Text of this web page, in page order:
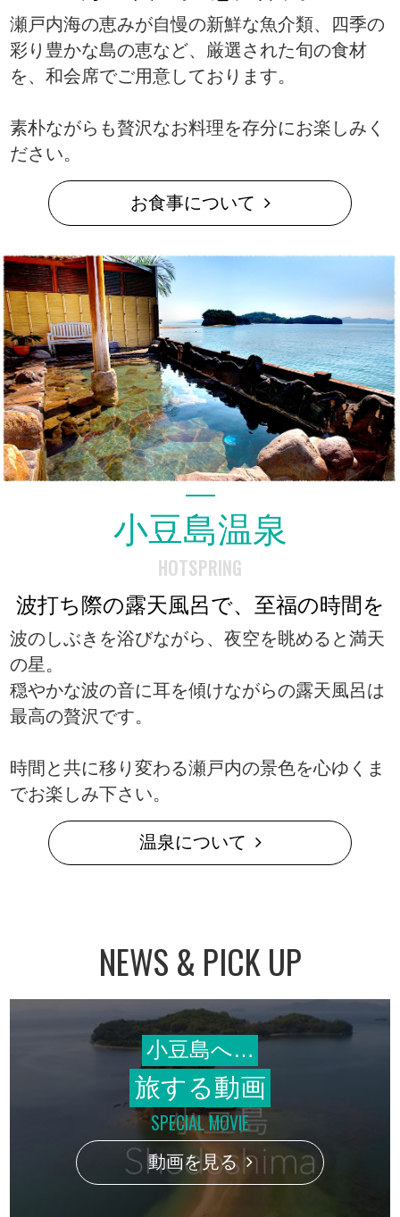
瀬戸内海の恵みが自慢の新鮮な魚介類、四季の
彩り豊かな島の恵など、厳選された旬の食材
を、和会席でご用意しております。
素朴ながらも贅沢なお料理を存分にお楽しみく
ださい。
お食事について
小豆島温泉
HOTSPRING
波打ち際の露天風呂で、至福の時間を
波のしぶきを浴びながら、夜空を眺めると満天
の星。
穏やかな波の音に耳を傾けながらの露天風呂は
最高の贅沢です。
時間と共に移り変わる瀬戸内の景色を心ゆくま
でお楽しみ下さい。
温泉について
NEWS & PICK UP
小豆島へ…
旅する動画
SPECIAL MOVIE
動画を見る